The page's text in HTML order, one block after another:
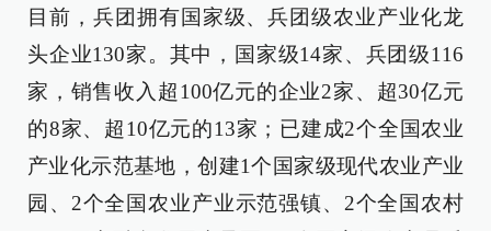
目前，兵团拥有国家级、兵团级农业产业化龙
头企业130家。其中，国家级14家、兵团级116
家，销售收入超100亿元的企业2家、超30亿元
的8家、超10亿元的13家；已建成2个全国农业
产业化示范基地，创建1个国家级现代农业产业
园、2个全国农业产业示范强镇、2个全国农村